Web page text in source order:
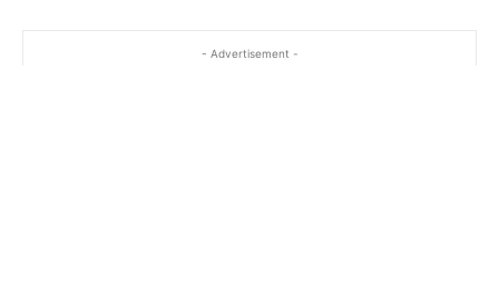
- Advertisement -